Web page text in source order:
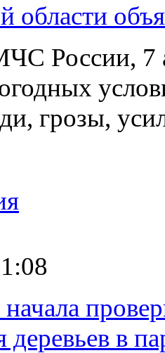
области
России, 7
грозы,
деревьев в